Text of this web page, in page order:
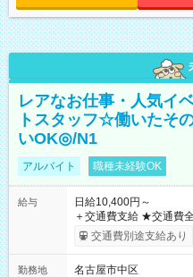
レアなお仕事・人気イ
トスタッフ☆働いたそ
いOK◎/N1
アルバイト 職種未経験OK
給与
日給10,400円～
＋交通費支給 ★交通費全額支給！ ★日払いOK！（規定あり） ┗
働いたその日に現金
交通費別途支給あり
勤務地
名古屋市中区